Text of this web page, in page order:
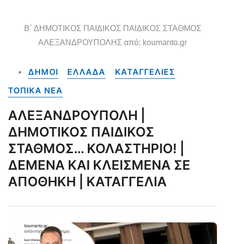
Β΄ ΔΗΜΟΤΙΚΟΣ ΠΑΙΔΙΚΟΣ ΠΑΙΔΙΚΟΣ ΣΤΑΘΜΟΣ
ΑΛΕΞΑΝΔΡΟΥΠΟΛΗΣ από: koumanto.gr
ΔΗΜΟΙ ΕΛΛΑΔΑ
ΚΑΤΑΓΓΕΛΙΕΣ
ΤΟΠΙΚΑ NEA
ΑΛΕΞΑΝΔΡΟΥΠΟΛΗ |
ΔΗΜΟΤΙΚΟΣ ΠΑΙΔΙΚΟΣ
ΣΤΑΘΜΟΣ… ΚΟΛΑΣΤΗΡΙΟ! |
ΔΕΜΕΝΑ ΚΑΙ ΚΛΕΙΣΜΕΝΑ ΣΕ
ΑΠΟΘΗΚΗ | ΚΑΤΑΓΓΕΛΙΑ